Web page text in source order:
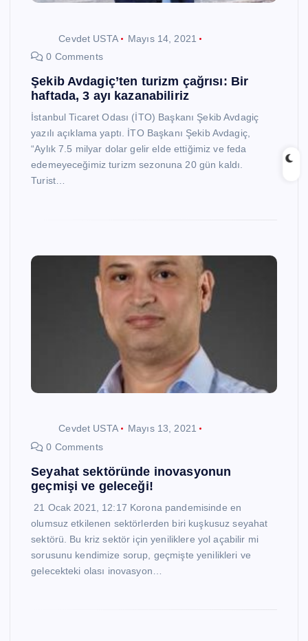
Cevdet USTA
Mayıs 14, 2021
0 Comments
Şekib Avdagiç’ten turizm çağrısı: Bir
haftada, 3 ayı kazanabiliriz
İstanbul Ticaret Odası (İTO) Başkanı Şekib Avdagiç
yazılı açıklama yaptı. İTO Başkanı Şekib Avdagiç,
“Aylık 7.5 milyar dolar gelir elde ettiğimiz ve feda
edemeyeceğimiz turizm sezonuna 20 gün kaldı.
Turist…
Cevdet USTA
Mayıs 13, 2021
0 Comments
Seyahat sektöründe inovasyonun
geçmişi ve geleceği!
21 Ocak 2021, 12:17 Korona pandemisinde en
olumsuz etkilenen sektörlerden biri kuşkusuz seyahat
sektörü. Bu kriz sektör için yeniliklere yol açabilir mi
sorusunu kendimize sorup, geçmişte yenilikleri ve
gelecekteki olası inovasyon…